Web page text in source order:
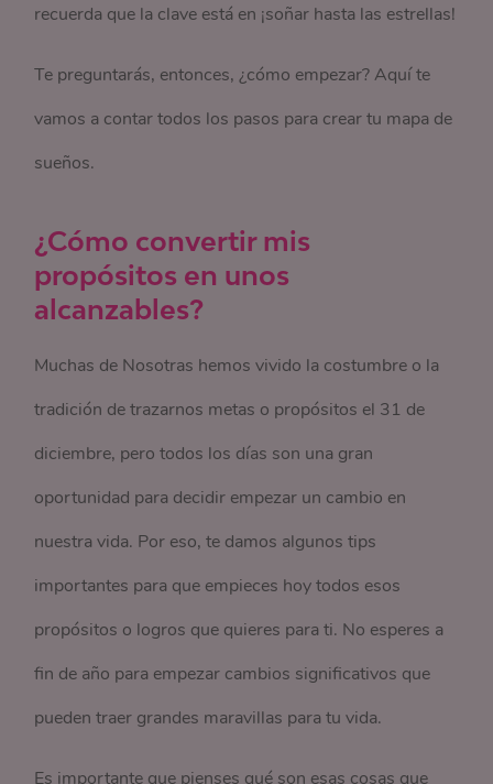
recuerda que la clave está en ¡soñar hasta las estrellas!
Te preguntarás, entonces, ¿cómo empezar? Aquí te
vamos a contar todos los pasos para crear tu mapa de
sueños.
¿Cómo convertirmis
propósitos en unos
alcanzables?
Muchas de Nosotras hemos vivido la costumbre o la
tradición de trazarnos metas o propósitos el 31 de
diciembre, pero todos los días son una gran
oportunidad para decidir empezar un cambio en
nuestra vida. Por eso, te damos algunos tips
importantes para que empieces hoy todos esos
propósitos o logros que quieres para ti. No esperes a
fin de año para empezar cambios significativos que
pueden traer grandes maravillas para tu vida.
Es importante que pienses qué son esas cosas que